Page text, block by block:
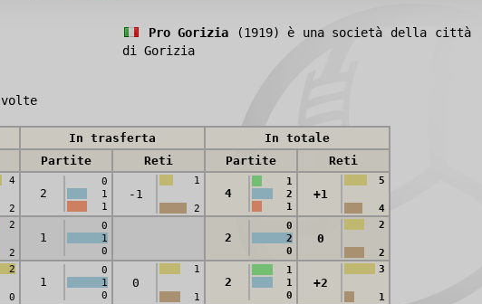
Pro Gorizia (1919) è una società della città
di Gorizia
volte
In trasferta
In totale
Partite Reti Partite Reti
4
2
2
0
1
1
-1
1
2
4
1
2
1
+1
5
4
2
2
1
0
1
0
2
0
2
0
0
2
2
2
0
1
0
1
0
0
1
1
2
1
1
0
+2
3
1